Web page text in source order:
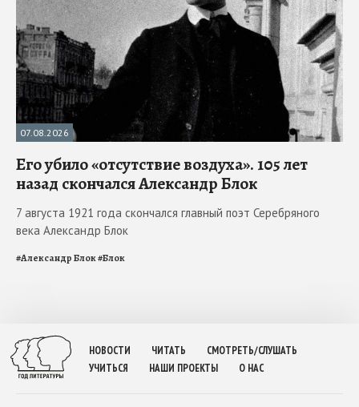
07.08.2026
Его убило «отсутствие воздуха». 105 лет
назад скончался Александр Блок
7 августа 1921 года скончался главный поэт Серебряного
века Александр Блок
#Александр Блок#Блок
НОВОСТИ ЧИТАТЬ
СМОТРЕТЬ/СЛУШАТЬ
УЧИТЬСЯ
НАШИ ПРОЕКТЫ О НАС